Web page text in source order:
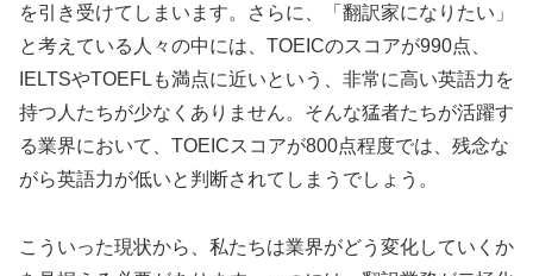
を引き受けてしまいます。さらに、「翻訳家になりたい」
と考えている人々の中には、TOEICのスコアが990点、
IELTSやTOEFLも満点に近いという、非常に高い英語力を
持つ人たちが少なくありません。そんな猛者たちが活躍す
る業界において、TOEICスコアが800点程度では、残念な
がら英語力が低いと判断されてしまうでしょう。
こういった現状から、私たちは業界がどう変化していくか